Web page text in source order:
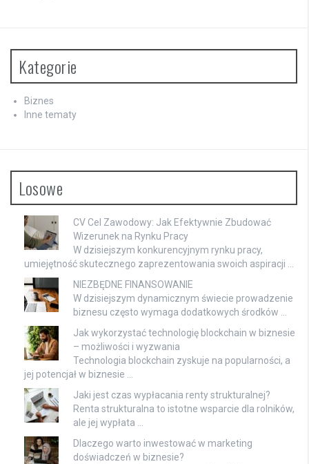
Kategorie
Biznes
Inne tematy
Losowe
CV Cel Zawodowy: Jak Efektywnie Zbudować
Wizerunek na Rynku Pracy
W dzisiejszym konkurencyjnym rynku pracy,
umiejętność skutecznego zaprezentowania swoich aspiracji …
NIEZBĘDNE FINANSOWANIE
W dzisiejszym dynamicznym świecie prowadzenie
biznesu często wymaga dodatkowych środków …
Jak wykorzystać technologię blockchain w biznesie
– możliwości i wyzwania
Technologia blockchain zyskuje na popularności, a
jej potencjał w biznesie …
Jaki jest czas wypłacania renty strukturalnej?
Renta strukturalna to istotne wsparcie dla rolników,
ale jej wypłata …
Dlaczego warto inwestować w marketing
doświadczeń w biznesie?